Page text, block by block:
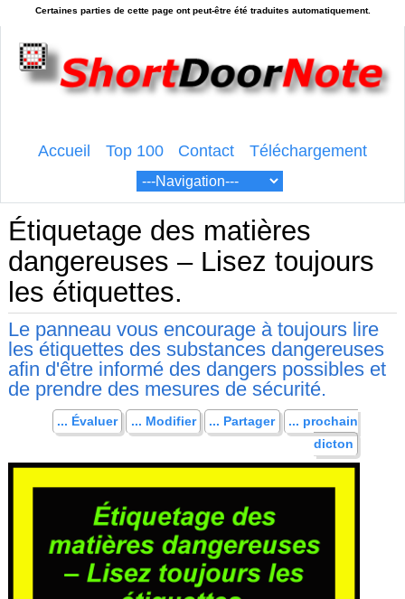
Accueil Top 100 Contact Téléchargement
Étiquetage des matières
dangereuses – Lisez toujours
les étiquettes.
Le panneau vous encourage à toujours lire
les étiquettes des substances dangereuses
afin d'être informé des dangers possibles et
de prendre des mesures de sécurité.
... Évaluer ... Modifier ... Partager
... prochain
dicton